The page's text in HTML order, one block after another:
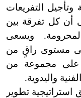
وتأجيل التفريعات
أن كل تفرقة بين
ويسعى
مستوى راقٍ من
على مجموعة من
واليدوية.
تطوير